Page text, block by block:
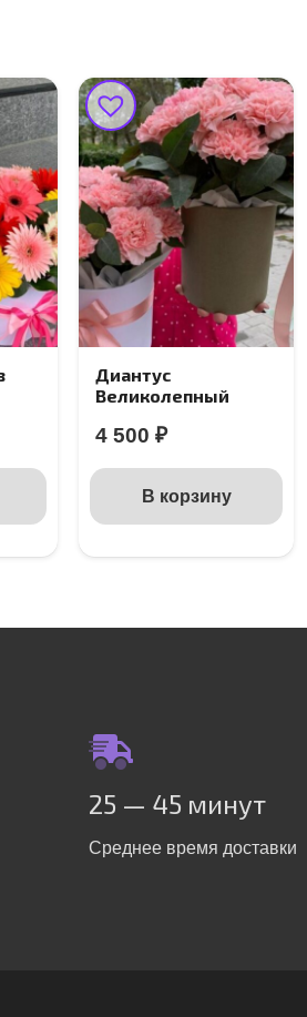
Кустовая роза букет
4 950₽
В корзину
25 — 45 минут
Среднее время доставки